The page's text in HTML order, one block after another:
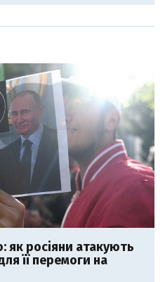
як росіяни атакують
її перемоги на